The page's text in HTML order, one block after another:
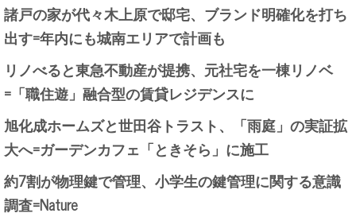
諸戸の家が代々木上原で邸宅、ブランド明確化を打ち
出す=年内にも城南エリアで計画も
リノべると東急不動産が提携、元社宅を一棟リノベ
=「職住遊」融合型の賃貸レジデンスに
旭化成ホームズと世田谷トラスト、「雨庭」の実証拡
大へ=ガーデンカフェ「ときそら」に施工
約7割が物理鍵で管理、小学生の鍵管理に関する意識
調査=Nature